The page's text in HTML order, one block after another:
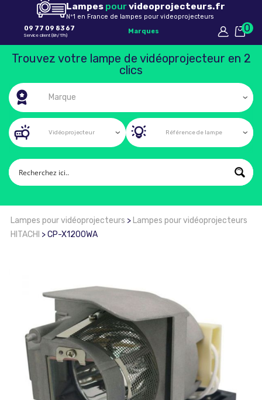
Lampes pourvideoprojecteurs.fr
Nº1 en France de lampes pour videoprojecteurs
09 77 09 83 67
Service client (8h/17h)
Marques 0
Trouvez votre lampe de vidéoprojecteur en 2
clics
Lampes pour vidéoprojecteurs > Lampes pour vidéoprojecteurs
HITACHI >CP-X1200WA